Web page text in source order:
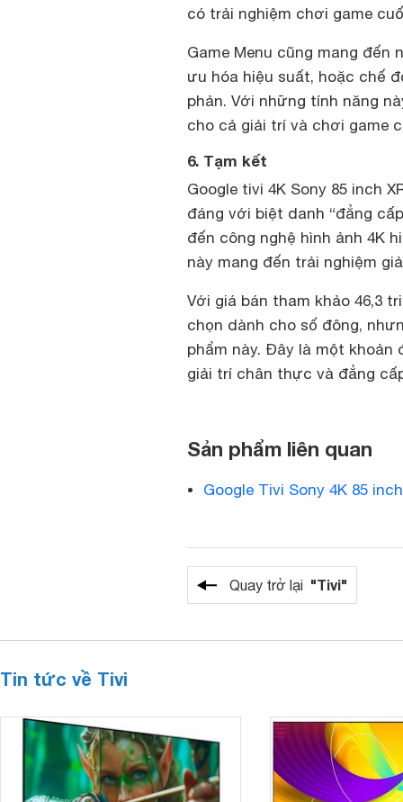
có trải nghiệm chơi game
Game Menu cũng mang đến
ưu hóa hiệu suất, hoặc chế
phản. Với những tính năng
cho cả giải trí và chơi game
6. Tạm kết
Google tivi 4K Sony 85 inch
đáng với biệt danh “đẳng
đến công nghệ hình ảnh 4K
này mang đến trải nghiệm
Với giá bán tham khảo 46,3
chọn dành cho số đông,
phẩm này. Đây là một
giải trí chân thực và đẳng
Sản phẩm liên quan
Google Tivi Sony 4K 85
Quay trở lại "Tivi"
Tin tức về Tivi